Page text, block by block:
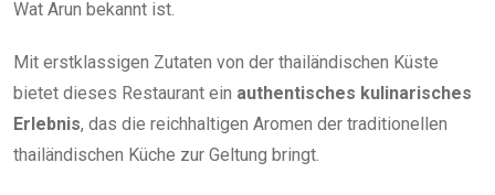
Wat Arun bekannt ist.
Mit erstklassigen Zutaten von der thailändischen Küste
bietet dieses Restaurant ein authentisches kulinarisches
Erlebnis, das die reichhaltigen Aromen der traditionellen
thailändischen Küche zur Geltung bringt.